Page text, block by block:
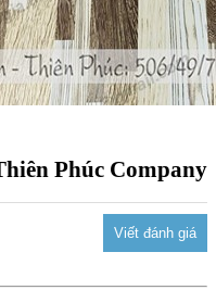
Phúc Company